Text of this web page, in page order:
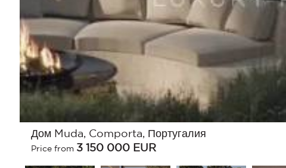
Дом Muda, Comporta, Португалия
Price from 3 150 000 EUR